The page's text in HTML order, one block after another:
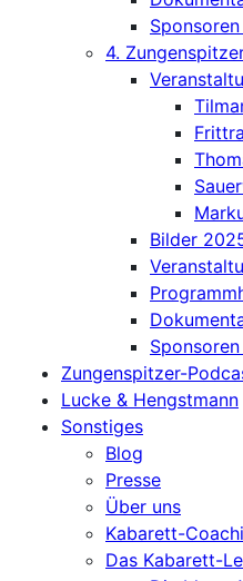
4.
Bilder
Zungenspitzer-
Lucke & Hengstmann
Sonstiges
Blog
Presse
Über uns
Kabarett-
Das Kabarett-